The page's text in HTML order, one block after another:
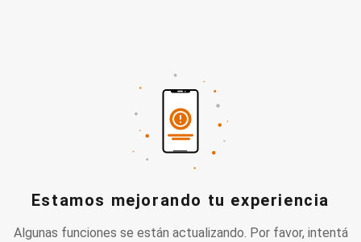
Estamos mejorando tu experiencia
Algunas funciones se están actualizando. Por favor, intentá